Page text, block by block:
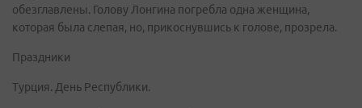
обезглавлены. Голову Лонгина погребла одна женщина,
которая была слепая, но, прикоснувшись к голове, прозрела.
Праздники
Турция. День Республики.